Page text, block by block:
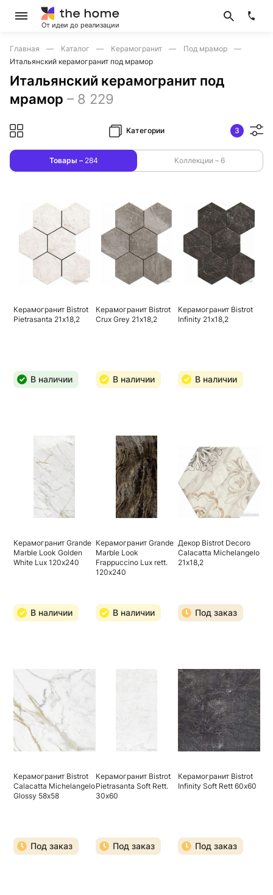
От идеи до реализации
Главная Каталог Керамогранит
Под мрамор
Итальянский керамогранит под мрамор
Итальянский керамогранит под
мрамор – 8 229
Категории 3
Товары – 284 Коллекции – 6
Керамогранит Bistrot
Pietrasanta 21х18,2
В наличии
Керамогранит Bistrot
Crux Grey 21х18,2
В наличии
Керамогранит Bistrot
Infinity 21х18,2
В наличии
Керамогранит Grande
Marble Look Golden
White Lux 120х240
В наличии
Керамогранит Grande
Marble Look
Frappuccino Lux rett.
120х240
В наличии
Декор Bistrot Decoro
Calacatta Michelangelo
21х18,2
Под заказ
Керамогранит Bistrot
Calacatta Michelangelo
Glossy 58х58
Под заказ
Керамогранит Bistrot
Pietrasanta Soft Rett.
30х60
Под заказ
Керамогранит Bistrot
Infinity Soft Rett 60х60
Под заказ